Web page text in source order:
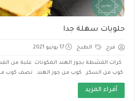
حلويات سهلة جدا
فرح الطبخ 17 يونيو 2021
كرات القشطة بجوز الهند المكونات علبة من
كوب من السكر. كوب من جوز الهند. نصف كوب من
أقراء المزيد